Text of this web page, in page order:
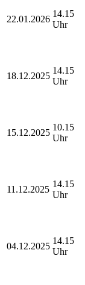
22.01.2026
14.15
Uhr
18.12.2025
14.15
Uhr
15.12.2025
10.15
Uhr
11.12.2025
14.15
Uhr
04.12.2025
14.15
Uhr